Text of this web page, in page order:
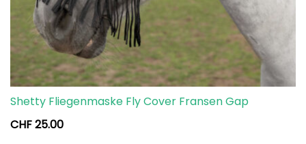
Shetty Fliegenmaske Fly Cover Fransen Gap
CHF25.00